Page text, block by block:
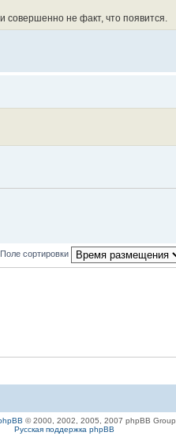
совершенно не факт, что появится.
Поле сортировки
© 2000, 2002, 2005, 2007 phpBB Group
Русская поддержка phpBB